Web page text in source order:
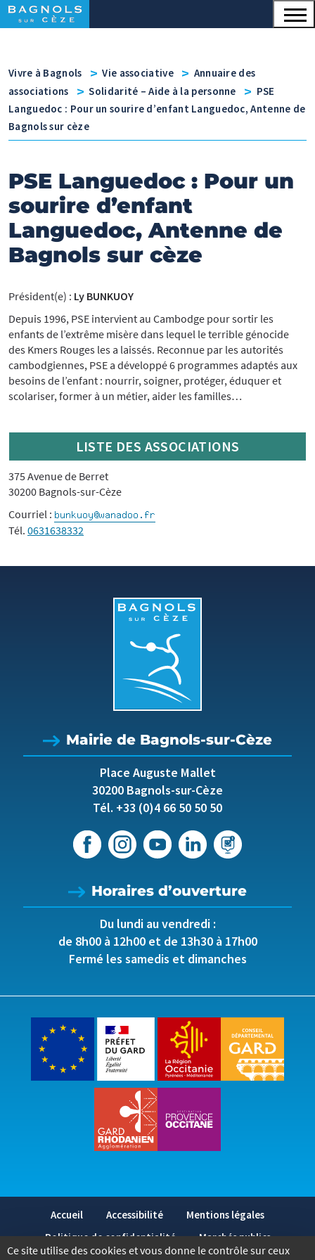
Panneau de gestion des cookies
Ce site utilise des cookies et vous donne le contrôle sur ceux
Menu principal
Contenu
Vivre à Bagnols v Vie associative v Annuaire des
associations
v Solidarité – Aide à la personne v PSE
Languedoc : Pour un sourire d’enfant Languedoc, Antenne de
Bagnols sur cèze
PSE Languedoc : Pour un
sourire d’enfant
Languedoc, Antenne de
Bagnols sur cèze
Président(e) : Ly BUNKUOY
Depuis 1996, PSE intervient au Cambodge pour sortir les
enfants de l’extrême misère dans lequel le terrible génocide
des Kmers Rouges les a laissés. Reconnue par les autorités
cambodgiennes, PSE a développé 6 programmes adaptés aux
besoins de l’enfant : nourrir, soigner, protéger, éduquer et
scolariser, former à un métier, aider les familles…
LISTE DES ASSOCIATIONS
375 Avenue de Berret
30200 Bagnols-sur-Cèze
Courriel :
Tél. 0631638332
Mairie de Bagnols-sur-Cèze
Place Auguste Mallet
30200 Bagnols-sur-Cèze
Tél. +33 (0)4 66 50 50 50
Horaires d’ouverture
Du lundi au vendredi :
de 8h00 à 12h00 et de 13h30 à 17h00
Fermé les samedis et dimanches
Accueil Accessibilité
Mentions légales
Politique de confidentialité
Marchés publics